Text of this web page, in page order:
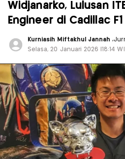
Widjanarko, Lulusan
Engineer di Cadillac
Kurniasih Miftakhul Jannah,
Selasa, 20 Januari 2026 |18:14